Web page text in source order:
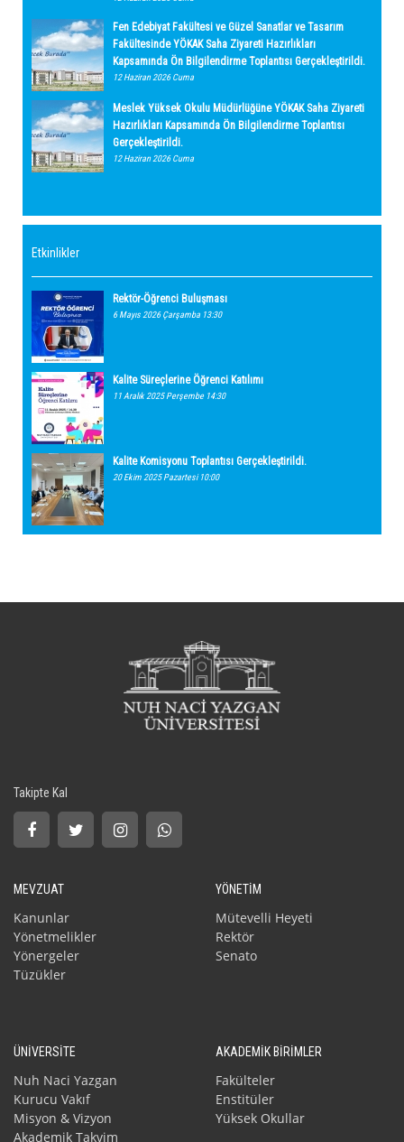
Fen Edebiyat Fakültesi ve Güzel Sanatlar ve Tasarım
Fakültesinde YÖKAK Saha Ziyareti Hazırlıkları
Kapsamında Ön Bilgilendirme Toplantısı Gerçekleştirildi.
12 Haziran 2026 Cuma
Meslek Yüksek Okulu Müdürlüğüne YÖKAK Saha Ziyareti
Hazırlıkları Kapsamında Ön Bilgilendirme Toplantısı
Gerçekleştirildi.
12 Haziran 2026 Cuma
Etkinlikler
Rektör-Öğrenci Buluşması
6 Mayıs 2026 Çarşamba 13:30
Kalite Süreçlerine Öğrenci Katılımı
11 Aralık 2025 Perşembe 14:30
Kalite Komisyonu Toplantısı Gerçekleştirildi.
20 Ekim 2025 Pazartesi 10:00
Takipte Kal
MEVZUAT
Kanunlar
Yönetmelikler
Yönergeler
Tüzükler
YÖNETİM
Mütevelli Heyeti
Rektör
Senato
ÜNİVERSİTE
Nuh Naci Yazgan
Kurucu Vakıf
Misyon & Vizyon
Akademik Takvim
AKADEMİK BİRİMLER
Fakülteler
Enstitüler
Yüksek Okullar